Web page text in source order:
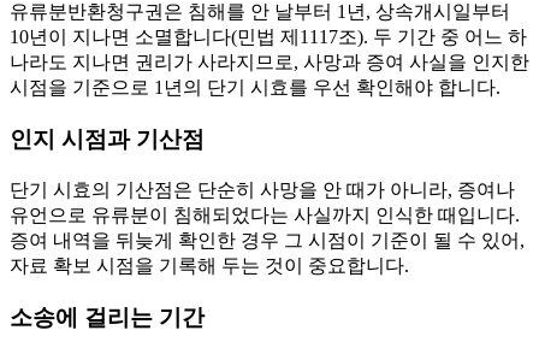
유류분반환청구권은 침해를 안 날부터 1년, 상속개시일부터
10년이 지나면 소멸합니다(민법 제1117조). 두 기간 중 어느 하
나라도 지나면 권리가 사라지므로, 사망과 증여 사실을 인지한
시점을 기준으로 1년의 단기 시효를 우선 확인해야 합니다.
인지 시점과 기산점
단기 시효의 기산점은 단순히 사망을 안 때가 아니라, 증여나
유언으로 유류분이 침해되었다는 사실까지 인식한 때입니다.
증여 내역을 뒤늦게 확인한 경우 그 시점이 기준이 될 수 있어,
자료 확보 시점을 기록해 두는 것이 중요합니다.
소송에 걸리는 기간